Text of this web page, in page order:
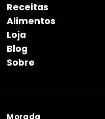
Receitas
Alimentos
Loja
Blog
Sobre
Morada